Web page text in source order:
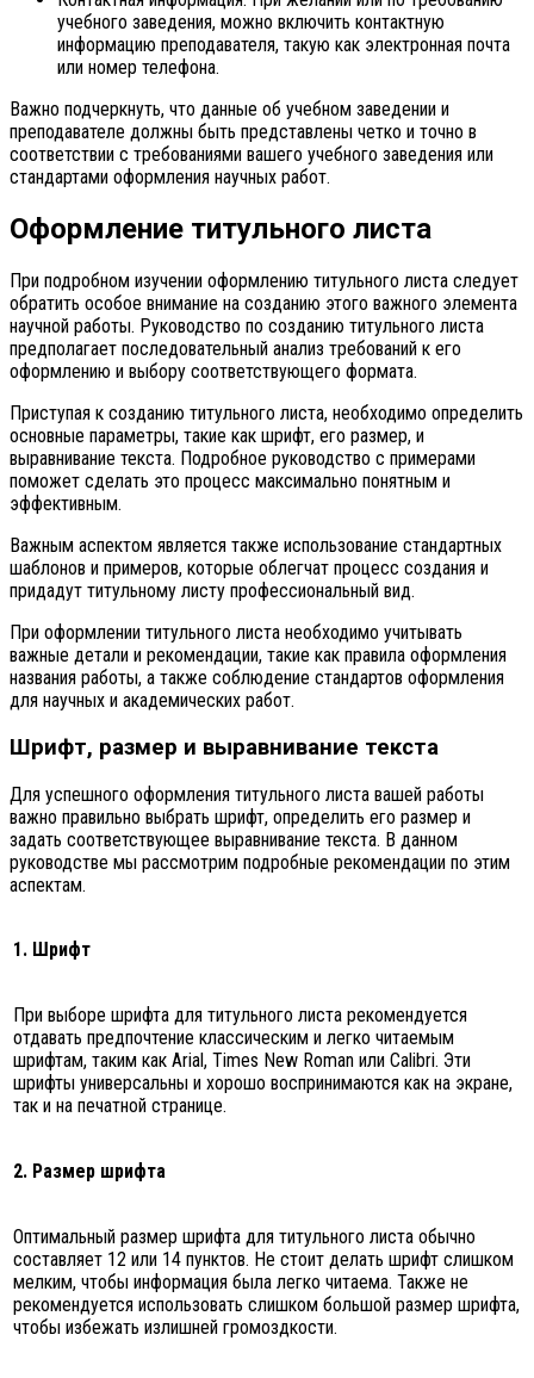
учебного заведения, можно включить контактную
информацию преподавателя, такую как электронная почта
или номер телефона.
Важно подчеркнуть, что данные об учебном заведении и
преподавателе должны быть представлены четко и точно в
соответствии с требованиями вашего учебного заведения или
стандартами оформления научных работ.
Оформление титульного листа
При подробном изучении оформлению титульного листа следует
обратить особое внимание на созданию этого важного элемента
научной работы. Руководство по созданию титульного листа
предполагает последовательный анализ требований к его
оформлению и выбору соответствующего формата.
Приступая к созданию титульного листа, необходимо определить
основные параметры, такие как шрифт, его размер, и
выравнивание текста. Подробное руководство с примерами
поможет сделать это процесс максимально понятным и
эффективным.
Важным аспектом является также использование стандартных
шаблонов и примеров, которые облегчат процесс создания и
придадут титульному листу профессиональный вид.
При оформлении титульного листа необходимо учитывать
важные детали и рекомендации, такие как правила оформления
названия работы, а также соблюдение стандартов оформления
для научных и академических работ.
Шрифт, размер и выравнивание текста
Для успешного оформления титульного листа вашей работы
важно правильно выбрать шрифт, определить его размер и
задать соответствующее выравнивание текста. В данном
руководстве мы рассмотрим подробные рекомендации по этим
аспектам.
1. Шрифт
При выборе шрифта для титульного листа рекомендуется
отдавать предпочтение классическим и легко читаемым
шрифтам, таким как Arial, Times New Roman или Calibri. Эти
шрифты универсальны и хорошо воспринимаются как на экране,
так и на печатной странице.
2. Размер шрифта
Оптимальный размер шрифта для титульного листа обычно
составляет 12 или 14 пунктов. Не стоит делать шрифт слишком
мелким, чтобы информация была легко читаема. Также не
рекомендуется использовать слишком большой размер шрифта,
чтобы избежать излишней громоздкости.